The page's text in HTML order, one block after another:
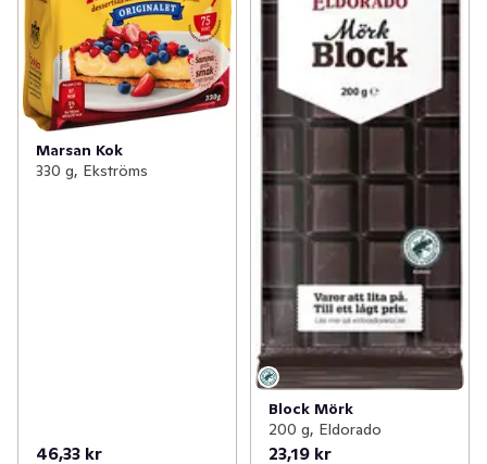
Marsan Kok
330 g, Ekströms
46,33 kr
Block Mörk
200 g, Eldorado
23,19 kr